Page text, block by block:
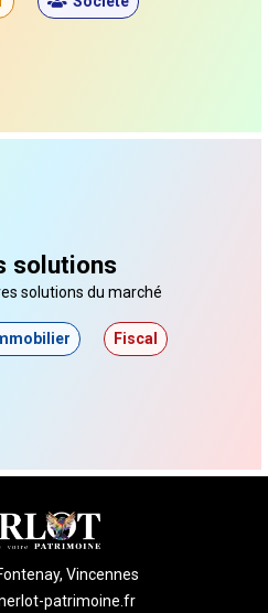
solutions
solutions du marché
Fiscal
Vincennes
patrimoine.fr